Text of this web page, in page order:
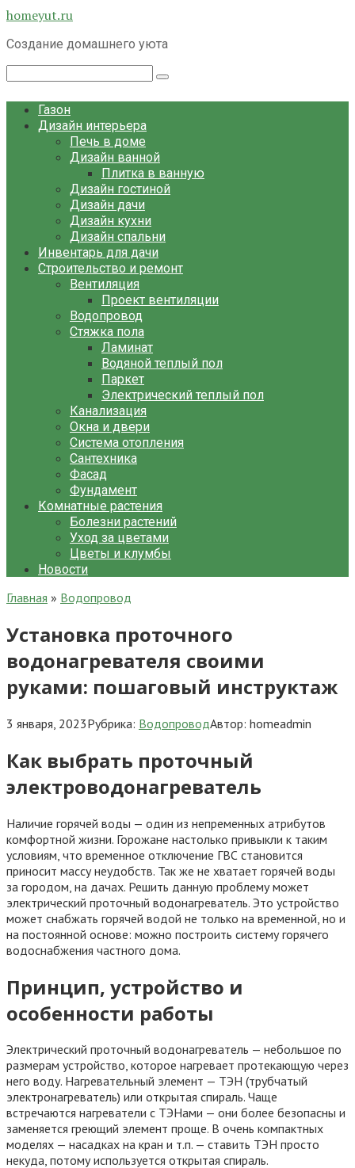
Перейти
контенту
homeyut.ru
Создание домашнего уюта
Газон
Дизайн интерьера
Печь в доме
Дизайн ванной
Плитка в ванную
Дизайн гостиной
Дизайн дачи
Дизайн кухни
Дизайн спальни
Инвентарь для дачи
Строительство и ремонт
Вентиляция
Проект вентиляции
Водопровод
Стяжка пола
Ламинат
Водяной теплый пол
Паркет
Электрический теплый пол
Канализация
Окна и двери
Система отопления
Сантехника
Фасад
Фундамент
Комнатные растения
Болезни растений
Уход за цветами
Цветы и клумбы
Новости
Главная » Водопровод
Установка проточного
водонагревателя своими
руками: пошаговый инструктаж
3 января, 2023Рубрика: ВодопроводАвтор: homeadmin
Как выбрать проточный
электроводонагреватель
Наличие горячей воды — один из непременных атрибутов
комфортной жизни. Горожане настолько привыкли к таким
условиям, что временное отключение ГВС становится
приносит массу неудобств. Так же не хватает горячей воды
за городом, на дачах. Решить данную проблему может
электрический проточный водонагреватель. Это устройство
может снабжать горячей водой не только на временной, но и
на постоянной основе: можно построить систему горячего
водоснабжения частного дома.
Принцип, устройство и
особенности работы
Электрический проточный водонагреватель — небольшое по
размерам устройство, которое нагревает протекающую через
него воду. Нагревательный элемент — ТЭН (трубчатый
электронагреватель) или открытая спираль. Чаще
встречаются нагреватели с ТЭНами — они более безопасны и
заменяется греющий элемент проще. В очень компактных
моделях — насадках на кран и т.п. — ставить ТЭН просто
некуда, потому используется открытая спираль.